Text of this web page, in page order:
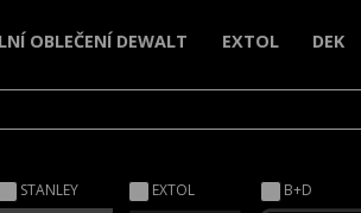
OBLEČENÍ DEWALT EXTOL DEK
STANLEY EXTOL B+D